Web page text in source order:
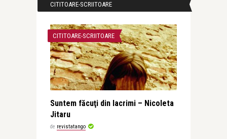
CITITOARE-SCRIITOARE
CITITOARE-SCRIITOARE
Suntem făcuţi din lacrimi – Nicoleta
Jitaru
de revistatango